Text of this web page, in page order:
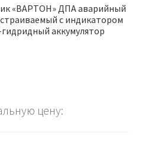
«ВАРТОН» ДПА аварийный
с индикатором
аккумулятор
цену: